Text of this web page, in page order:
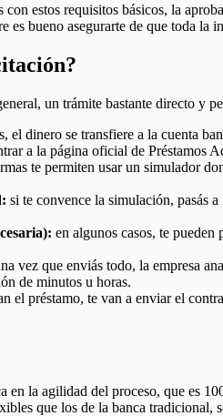
estos requisitos básicos, la
es bueno asegurarte de que toda
un trámite bastante directo y
el dinero se transfiere a la cuenta
a la página oficial de Préstamos
te permiten usar un simulador
si te convence la simulación, pasás
en algunos casos, te
vez que enviás todo, la empresa
de minutos u horas.
el préstamo, te van a enviar el
la agilidad del proceso, que es
que los de la banca tradicional,